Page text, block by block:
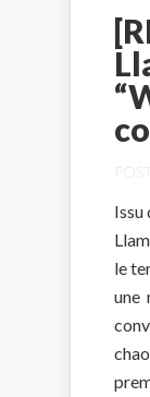
Issu
le
une